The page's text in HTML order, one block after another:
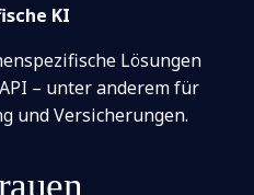
KI
Lösungen
– unter anderem für
und Versicherungen.